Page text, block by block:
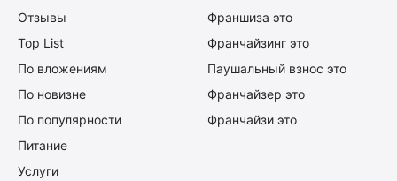
Отзывы
Top List
По вложениям
По новизне
По популярности
Питание
Услуги
Франшиза это
Франчайзинг это
Паушальный взнос это
Франчайзер это
Франчайзи это